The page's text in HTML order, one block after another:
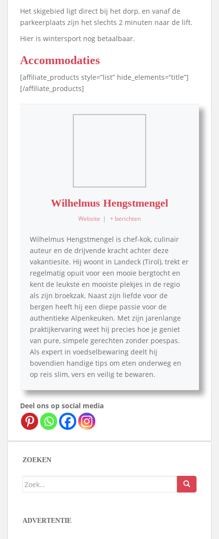
Het skigebied ligt direct bij het dorp, en vanaf de
parkeerplaats zijn het slechts 2 minuten naar de lift.
Hier is wintersport nog betaalbaar.
Accommodaties
[affiliate_products style=”list” hide_elements=”title”]
[/affiliate_products]
Wilhelmus Hengstmengel
Website | + berichten
Wilhelmus Hengstmengel is chef-kok, culinair
auteur en de drijvende kracht achter deze
vakantiesite. Hij woont in Landeck (Tirol), trekt er
regelmatig opuit voor een mooie bergtocht en
kent de leukste en mooiste plekjes in de regio
als zijn broekzak. Naast zijn liefde voor de
bergen heeft hij een diepe passie voor de
authentieke Alpenkeuken. Met zijn jarenlange
praktijkervaring weet hij precies hoe je geniet
van pure, simpele gerechten zonder poespas.
Als expert in voedselbewaring deelt hij
bovendien handige tips om eten onderweg en
op reis slim, vers en veilig te bewaren.
Deel ons op social media
ZOEKEN
Zoek
ADVERTENTIE